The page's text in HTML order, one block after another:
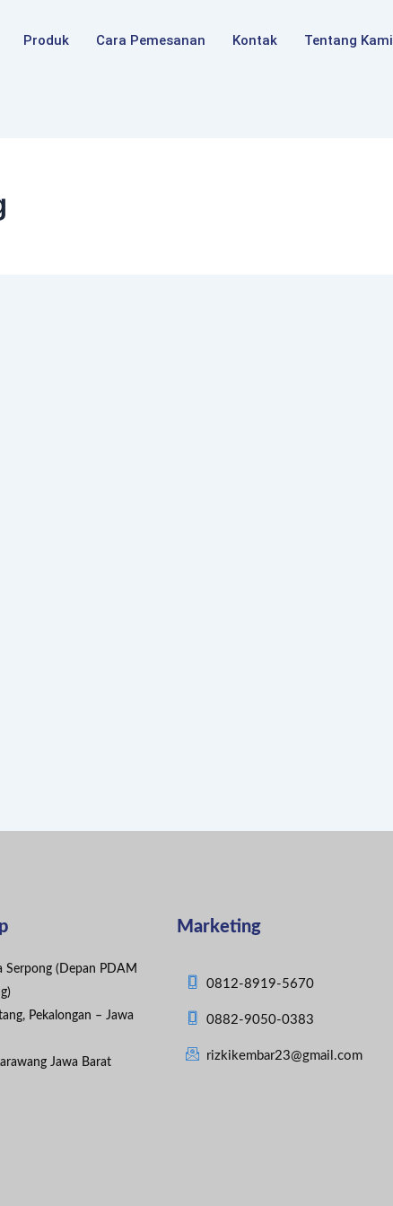
Produk Cara Pemesanan Kontak Tentang Kami
Serpong (Depan PDAM
Pekalongan – Jawa
Jawa Barat
Marketing
0812-8919-5670
0882-9050-0383
rizkikembar23@gmail.com